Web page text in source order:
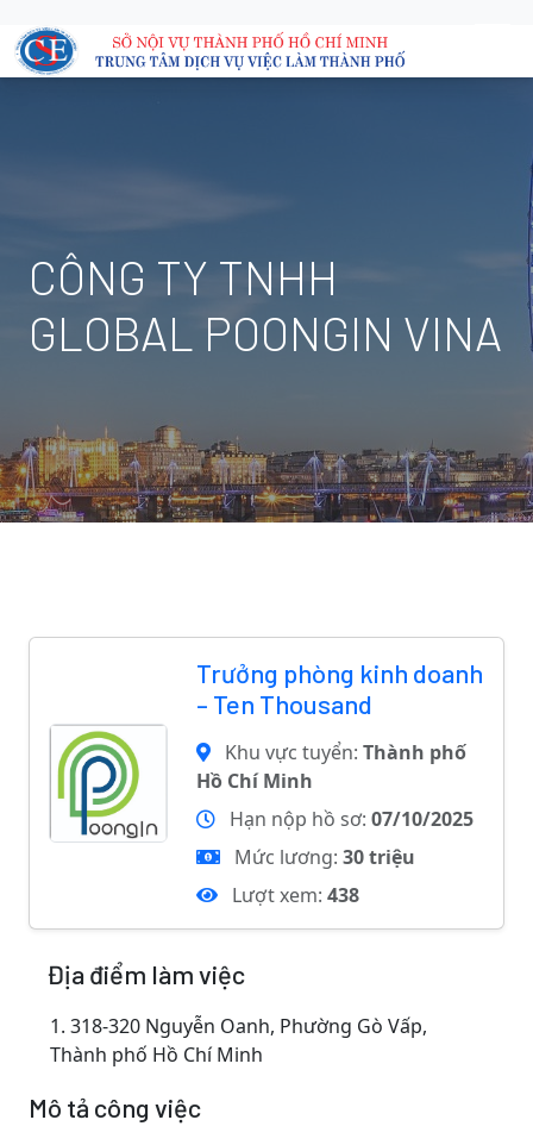
CÔNG TY TNHH
GLOBAL POONGIN VINA
Trưởng phòng kinh doanh
– Ten Thousand
Khu vực tuyển: Thành phố
Hồ Chí Minh
Hạn nộp hồ sơ: 07/10/2025
Mức lương: 30 triệu
Lượt xem: 438
Địa điểm làm việc
1. 318-320 Nguyễn Oanh, Phường Gò Vấp,
Thành phố Hồ Chí Minh
Mô tả công việc